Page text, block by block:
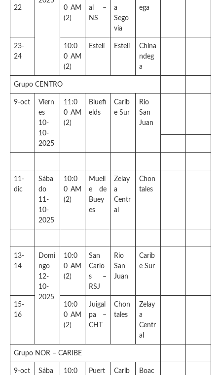
22
0 AM
(2)
al –
NS
a
Sego
via
ega
23-
24
10:0
0 AM
(2)
Estelí Estelí
China
ndeg
a
Grupo CENTRO
9-oct
Viern
es
10-
10-
2025
11:0
0 AM
(2)
Bluefi
elds
Carib
e Sur
Rio
San
Juan
11-
dic
Sába
do
11-
10-
2025
10:0
0 AM
(2)
Muell
e de
Buey
es
Zelay
a
Centr
al
Chon
tales
13-
14
Domi
ngo
12-
10-
2025
10:0
0 AM
(2)
San
Carlo
s –
RSJ
Rio
San
Juan
Carib
e Sur
15-
16
10:0
0 AM
(2)
Juigal
pa –
CHT
Chon
tales
Zelay
a
Centr
al
Grupo NOR – CARIBE
9-oct
Sába
10:0
Puert
Carib
Boac